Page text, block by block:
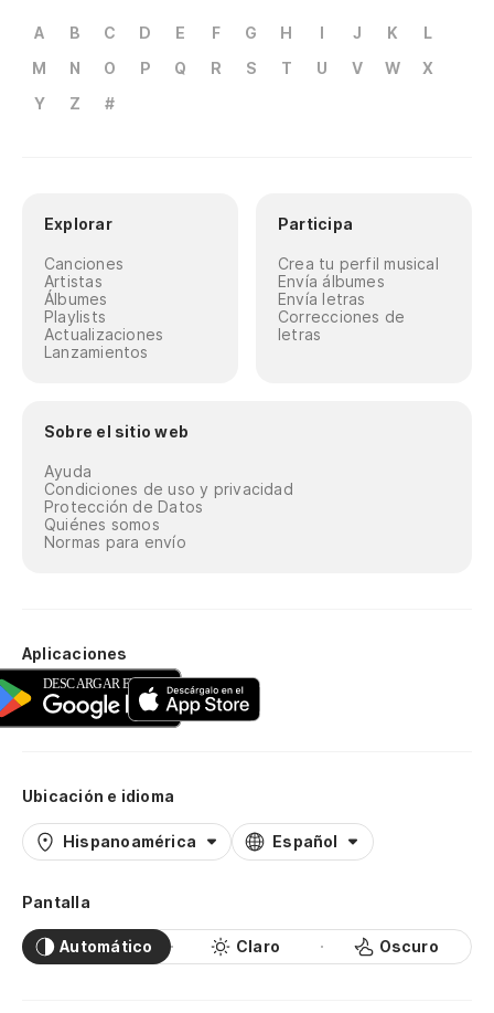
A B C D E F G H I J K
L
M
N O P Q R S T U V W
X
Y
Z #
Explorar
Canciones
Artistas
Álbumes
Playlists
Actualizaciones
Lanzamientos
Participa
Crea tu perfil musical
Envía álbumes
Envía letras
Correcciones de
letras
Sobre el sitio web
Ayuda
Condiciones de uso y privacidad
Protección de Datos
Quiénes somos
Normas para envío
Aplicaciones
Ubicación e idioma
Hispanoamérica Español
Pantalla
Automático Claro Oscuro